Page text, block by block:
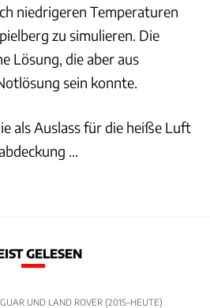
niedrigeren Temperaturen
zu simulieren. Die
Lösung, die aber aus
sein konnte.
als Auslass für die heiße Luft
...
GELESEN
UND LAND ROVER (2015–HEUTE)